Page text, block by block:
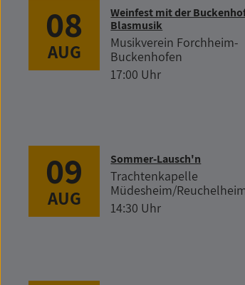
08
AUG
Weinfest mit der
Blasmusik
Musikverein Forchheim-
Buckenhofen
17:00 Uhr
09
AUG
Sommer-Lausch'n
Trachtenkapelle
Müdesheim/
14:30 Uhr